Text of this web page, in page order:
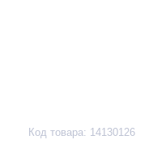
Код товара: 14130126